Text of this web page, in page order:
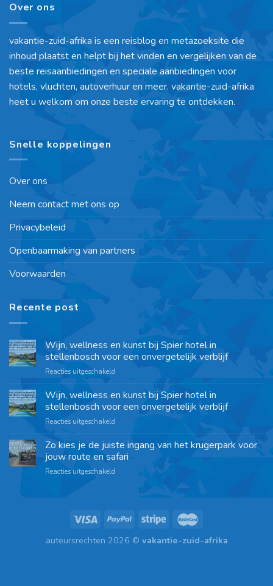
Over ons
vakantie-zuid-afrika is een reisblog en metazoeksite die
inhoud plaatst en helpt bij het vinden en vergelijken van de
beste reisaanbiedingen en speciale aanbiedingen voor
hotels, vluchten, autoverhuur en meer. vakantie-zuid-afrika
heet u welkom om onze beste ervaring te ontdekken.
Snelle koppelingen
Over ons
Neem contact met ons op
Privacybeleid
Openbaarmaking van partners
Voorwaarden
Recente post
Wijn, wellness en kunst bij Spier hotel in
stellenbosch voor een onvergetelijk verblijf
Reacties uitgeschakeld
Wijn, wellness en kunst bij Spier hotel in
stellenbosch voor een onvergetelijk verblijf
Reacties uitgeschakeld
Zo kies je de juiste ingang van het krugerpark voor
jouw route en safari
Reacties uitgeschakeld
auteursrechten 2026 © vakantie-zuid-afrika